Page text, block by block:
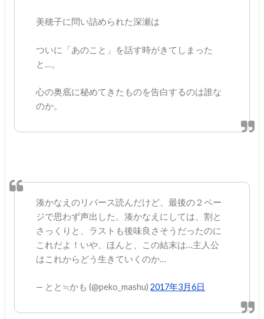
美穂子に問い詰められた深瀬は
ついに「あのこと」を話す時がきてしまった
と…。
心の奥底に秘めてきたものを告白するのは誰な
のか。
湊かなえのリバース読んだけど、最後の２ペー
ジで思わず声出した。湊かなえにしては、割と
さっくりと、ラストも後味良さそうだったのに
これだよ！いや、ほんと、この結末は…主人公
はこれからどう生きていくのか…
— とと≒かも (@peko_mashu)2017年3月6日